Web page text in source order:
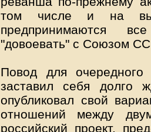
том числе и на
предпринимаются
"довоевать" с Союзом
Повод для
заставил себя
опубликовал свой
отношений между
российский проект,